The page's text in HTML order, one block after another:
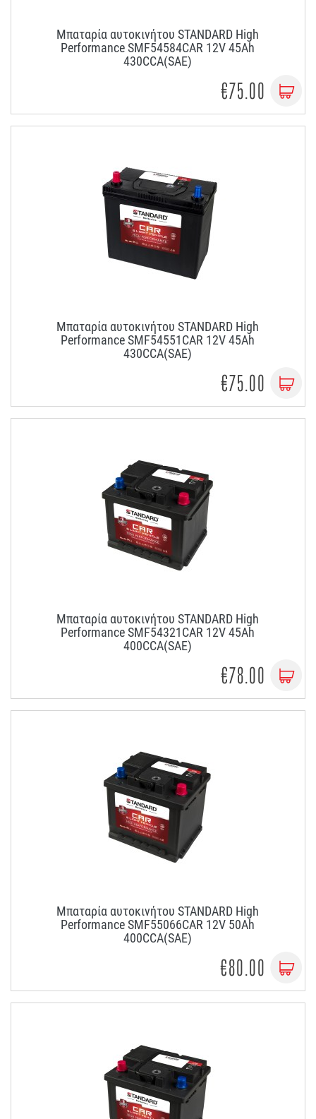
Μπαταρία αυτοκινήτου STANDARD High
Performance SMF54584CAR 12V 45Ah
430CCA(SAE)
€75.00
Μπαταρία αυτοκινήτου STANDARD High
Performance SMF54551CAR 12V 45Ah
430CCA(SAE)
€75.00
Μπαταρία αυτοκινήτου STANDARD High
Performance SMF54321CAR 12V 45Ah
400CCA(SAE)
€78.00
Μπαταρία αυτοκινήτου STANDARD High
Performance SMF55066CAR 12V 50Ah
400CCA(SAE)
€80.00